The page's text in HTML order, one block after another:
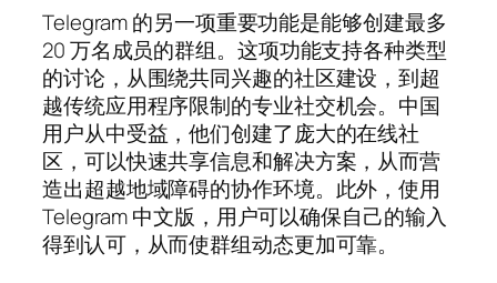
Telegram 的另一项重要功能是能够创建最多
20 万名成员的群组。这项功能支持各种类型
的讨论，从围绕共同兴趣的社区建设，到超
越传统应用程序限制的专业社交机会。中国
用户从中受益，他们创建了庞大的在线社
区，可以快速共享信息和解决方案，从而营
造出超越地域障碍的协作环境。此外，使用
Telegram 中文版，用户可以确保自己的输入
得到认可，从而使群组动态更加可靠。